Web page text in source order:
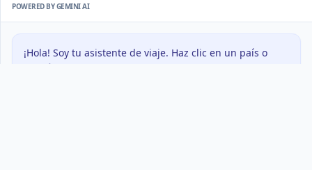
POWERED BY GEMINI AI
¡Hola! Soy tu asistente de viaje. Haz clic en un país o
pregúntame algo sobre su cultura, comida o historia en